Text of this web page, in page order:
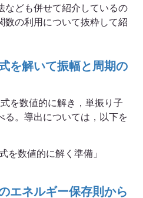
なども併せて紹介しているの
数の利用について抜粋して紹
を解いて振幅と周期の
を数値的に解き，単振り子
る。導出については，以下を
を数値的に解く準備」
エネルギー保存則から